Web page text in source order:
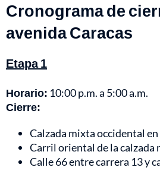
Cronograma de
avenida Caracas
Etapa 1
Horario: 10:00 p.m. a 5:00 a.m.
Cierre:
Calzada mixta occidental
Carril oriental de la calzada
Calle 66 entre carrera 13 y